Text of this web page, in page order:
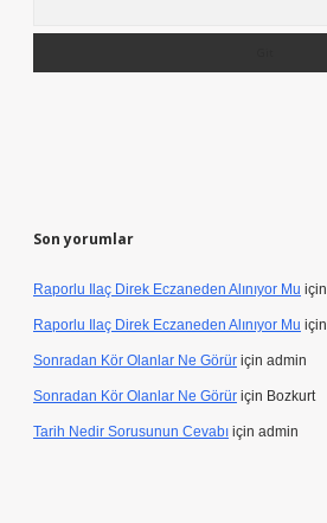
Son yorumlar
Raporlu Ilaç Direk Eczaneden Alınıyor Mu için
Raporlu Ilaç Direk Eczaneden Alınıyor Mu için
Sonradan Kör Olanlar Ne Görür için admin
Sonradan Kör Olanlar Ne Görür için Bozkurt
Tarih Nedir Sorusunun Cevabı için admin